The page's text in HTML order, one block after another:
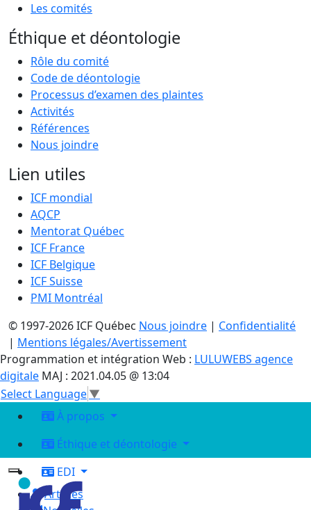
Les comités
Éthique et déontologie
Rôle du comité
Code de déontologie
Processus d’examen des plaintes
Activités
Références
Nous joindre
Lien utiles
ICF mondial
AQCP
Mentorat Québec
ICF France
ICF Belgique
ICF Suisse
PMI Montréal
© 1997-2026 ICF Québec Nous joindre | Confidentialité
| Mentions légales/Avertissement
Programmation et intégration Web : LULUWEBS agence
digitale MAJ : 2021.04.05 @ 13:04
Select Language▼
À propos
Éthique et déontologie
EDI
Articles